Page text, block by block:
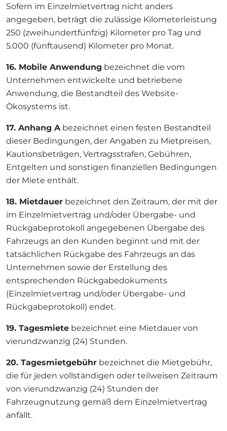
Sofern im Einzelmietvertrag nicht anders
angegeben, beträgt die zulässige Kilometerleistung
250 (zweihundertfünfzig) Kilometer pro Tag und
5.000 (fünftausend) Kilometer pro Monat.
16. Mobile Anwendung bezeichnet die vom
Unternehmen entwickelte und betriebene
Anwendung, die Bestandteil des Website-
Ökosystems ist.
17. Anhang Abezeichnet einen festen Bestandteil
dieser Bedingungen, der Angaben zu Mietpreisen,
Kautionsbeträgen, Vertragsstrafen, Gebühren,
Entgelten und sonstigen finanziellen Bedingungen
der Miete enthält.
18. Mietdauer bezeichnet den Zeitraum, der mit der
im Einzelmietvertrag und/oder Übergabe- und
Rückgabeprotokoll angegebenen Übergabe des
Fahrzeugs an den Kunden beginnt und mit der
tatsächlichen Rückgabe des Fahrzeugs an das
Unternehmen sowie der Erstellung des
entsprechenden Rückgabedokuments
(Einzelmietvertrag und/oder Übergabe- und
Rückgabeprotokoll) endet.
19. Tagesmiete bezeichnet eine Mietdauer von
vierundzwanzig (24) Stunden.
20. Tagesmietgebühr bezeichnet die Mietgebühr,
die für jeden vollständigen oder teilweisen Zeitraum
von vierundzwanzig (24) Stunden der
Fahrzeugnutzung gemäß dem Einzelmietvertrag
anfällt.